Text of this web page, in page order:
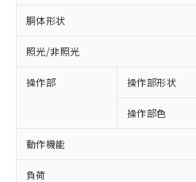
胴体形状
照光/非照光
操作部 操作部形状
操作部色
動作機能
負荷